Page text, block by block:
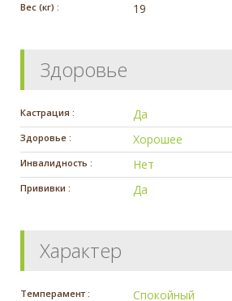
Вес (кг) : 19
Здоровье
Кастрация : Да
Здоровье : Хорошее
Инвалидность : Нет
Прививки : Да
Характер
Темперамент : Спокойный